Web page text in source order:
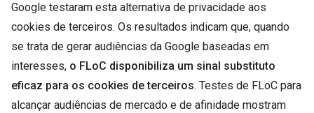
Google testaram esta alternativa de privacidade aos
cookies de terceiros. Os resultados indicam que, quando
se trata de gerar audiências da Google baseadas em
interesses, o FLoC disponibiliza um sinal substituto
eficaz para os cookies de terceiros. Testes de FLoC para
alcançar audiências de mercado e de afinidade mostram